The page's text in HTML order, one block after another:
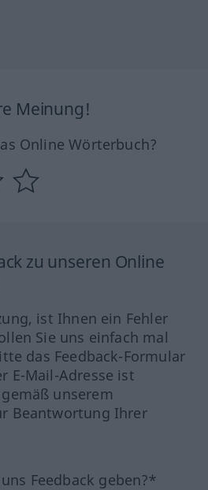
Meinung!
Online Wörterbuch?
zu unseren Online
ist Ihnen ein Fehler
Sie uns einfach mal
das Feedback-Formular
E-Mail-Adresse ist
unserem
Beantwortung Ihrer
Feedback geben?*